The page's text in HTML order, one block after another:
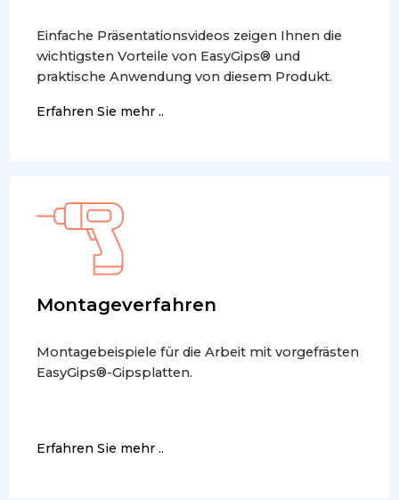
Einfache Präsentationsvideos zeigen Ihnen die
wichtigsten Vorteile von EasyGips® und
praktische Anwendung von diesem Produkt.
Erfahren Sie mehr ..
Montageverfahren
Montagebeispiele für die Arbeit mit vorgefrästen
EasyGips®-Gipsplatten.
Erfahren Sie mehr ..